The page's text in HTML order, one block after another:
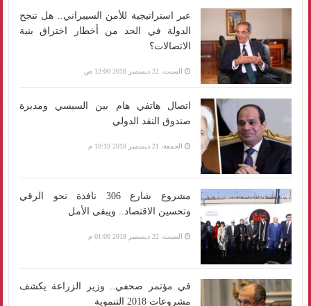
عبر استراتيجية للأمن السيبراني.. هل تنجح
الدولة في الحد من أخطار اختراق بنية
الاتصالات؟
السبت، 22 ديسمبر 2018 12:00 ص
اتصال هاتفي هام بين السيسي ومديرة
صندوق النقد الدولي
الجمعة، 21 ديسمبر 2018 10:19 م
مشروع شارع 306 نافذة نحو الرقي
وتحسين الاقتصاد.. ويبقى الأمل
السبت، 22 ديسمبر 2018 01:00 م
في مؤتمر صحفي.. وزير الزراعة يكشف
مشروعات 2018 التنموية